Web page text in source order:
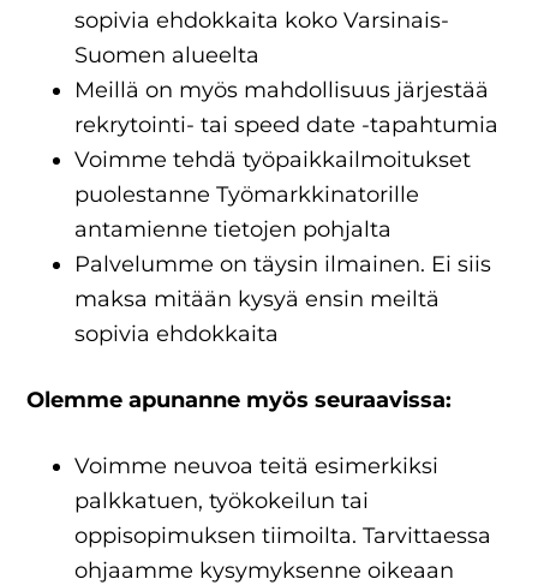
sopivia ehdokkaita koko Varsinais-
Suomen alueelta
Meillä on myös mahdollisuus järjestää
rekrytointi- tai speed date -tapahtumia
Voimme tehdä työpaikkailmoitukset
puolestanne Työmarkkinatorille
antamienne tietojen pohjalta
Palvelumme on täysin ilmainen. Ei siis
maksa mitään kysyä ensin meiltä
sopivia ehdokkaita
Olemme apunanne myös seuraavissa:
Voimme neuvoa teitä esimerkiksi
palkkatuen, työkokeilun tai
oppisopimuksen tiimoilta. Tarvittaessa
ohjaamme kysymyksenne oikeaan